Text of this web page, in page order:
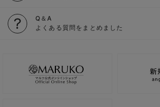
Q＆A
よくある質問をまとめました